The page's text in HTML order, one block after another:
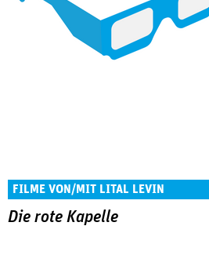
FILME VON/MIT LITAL LEVIN
Die rote Kapelle